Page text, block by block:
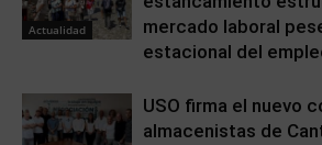
Actualidad
mercado laboral
estacional del
USO firma el nuevo
almacenistas de